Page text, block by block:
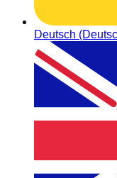
Deutsch